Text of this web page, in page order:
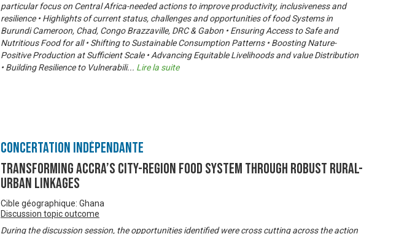
particular focus on Central Africa-needed actions to improve productivity, inclusiveness and
resilience • Highlights of current status, challenges and opportunities of food Systems in
Burundi Cameroon, Chad, Congo Brazzaville, DRC & Gabon • Ensuring Access to Safe and
Nutritious Food for all • Shifting to Sustainable Consumption Patterns • Boosting Nature-
Positive Production at Sufficient Scale • Advancing Equitable Livelihoods and value Distribution
• Building Resilience to Vulnerabili... Lire la suite
Concertation Indépendante
Transforming Accra’s City-Region Food System through Robust Rural-
Urban Linkages
Cible géographique: Ghana
Discussion topic outcome
During the discussion session, the opportunities identified were cross cutting across the action